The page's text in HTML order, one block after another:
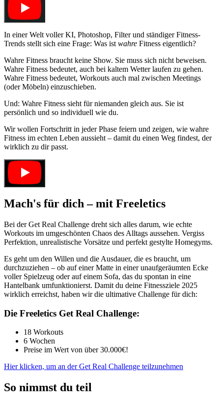
In einer Welt voller KI, Photoshop, Filter und ständiger Fitness-
Trends stellt sich eine Frage: Was ist wahre Fitness eigentlich?
Wahre Fitness braucht keine Show. Sie muss sich nicht beweisen.
Wahre Fitness bedeutet, auch bei kaltem Wetter laufen zu gehen.
Wahre Fitness bedeutet, Workouts auch mal zwischen Meetings
(oder Möbeln) einzuschieben.
Und: Wahre Fitness sieht für niemanden gleich aus. Sie ist
persönlich und so individuell wie du.
Wir wollen Fortschritt in jeder Phase feiern und zeigen, wie wahre
Fitness im echten Leben aussieht – damit du einen Weg findest, der
wirklich zu dir passt.
Mach's für dich – mit Freeletics
Bei der Get Real Challenge dreht sich alles darum, wie echte
Workouts im umgeschönten Chaos des Alltags aussehen. Vergiss
Perfektion, unrealistische Vorsätze und perfekt gestylte Homegyms.
Es geht um den Willen und die Ausdauer, die es braucht, um
durchzuziehen – ob auf einer Matte in einer unaufgeräumten Ecke
voller Spielzeug oder auf einem Sofa, das du spontan in eine
Hantelbank umfunktionierst. Damit du deine Fitnessziele 2025
wirklich erreichst, haben wir die ultimative Challenge für dich:
Die Freeletics Get Real Challenge:
18 Workouts
6 Wochen
Preise im Wert von über 30.000€!
Hier klicken, um an der Get Real Challenge teilzunehmen
So nimmst du teil